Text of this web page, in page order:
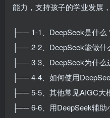
能力，支持孩子的学业发展
├── 1-1、DeepSeek是什么
├── 2-2、DeepSeek能做什
├── 3-3、DeepSeek为什么
├── 4-4、如何使用
├── 5-5、其他常见AIGC大
├── 6-6、用DeepSeek辅助